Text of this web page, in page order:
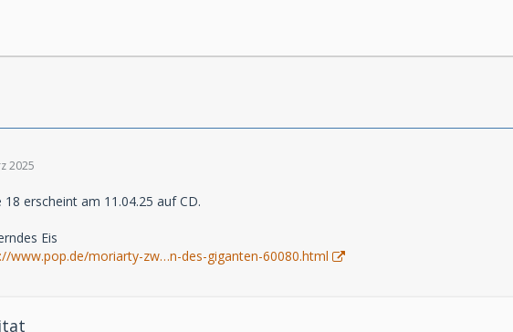
2025
18 erscheint am 11.04.25 auf CD.
Eis
www.pop.de/moriarty-zw…n-des-giganten-60080.html